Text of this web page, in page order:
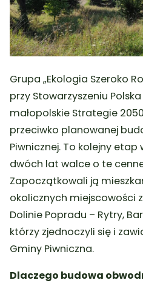
Grupa „Ekologia Szeroko
przy Stowarzyszeniu
małopolskie Strategie
przeciwko planowanej
Piwnicznej. To kolejny
dwóch lat walce o te
Zapoczątkowali ją
okolicznych miejscowości
Dolinie Popradu – Rytry,
którzy zjednoczyli się i
Gminy Piwniczna.
Dlaczego budowa